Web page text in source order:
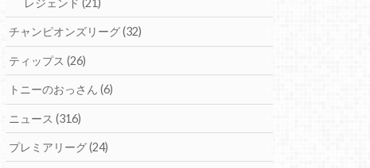
レジェンド(21)
チャンピオンズリーグ(32)
ティップス(26)
トニーのおっさん(6)
ニュース(316)
プレミアリーグ(24)